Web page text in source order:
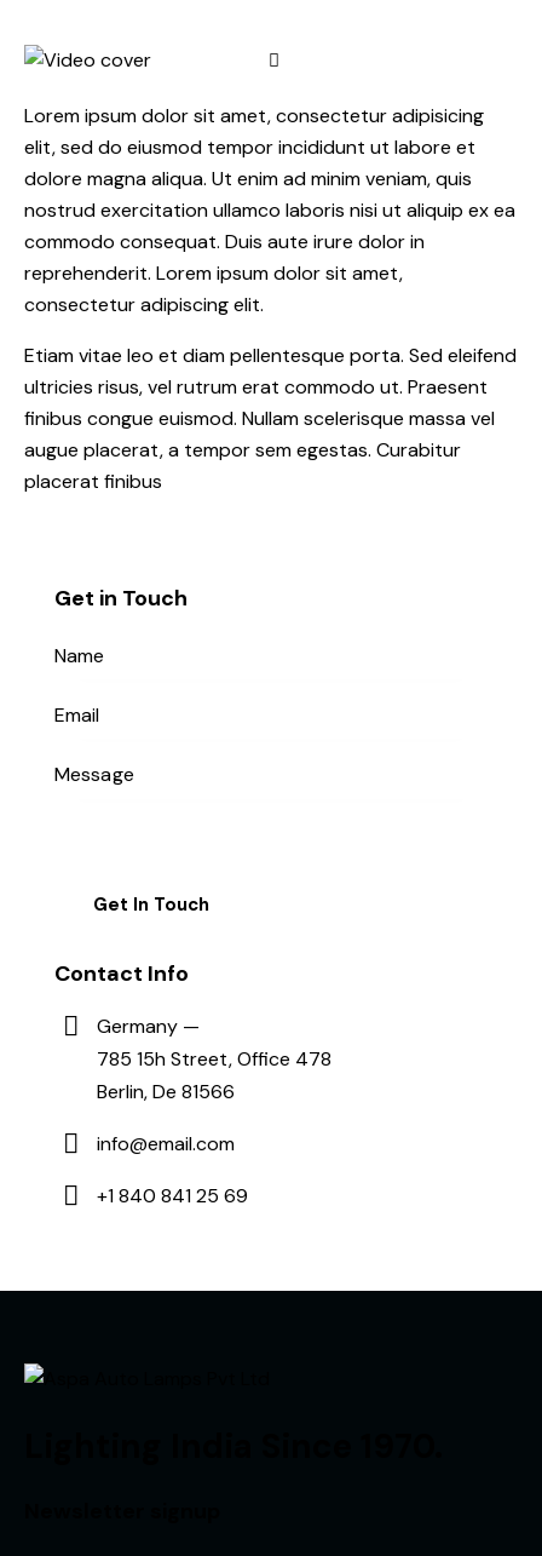
Lorem ipsum dolor sit amet, consectetur adipisicing
elit, sed do eiusmod tempor incididunt ut labore et
dolore magna aliqua. Ut enim ad minim veniam, quis
nostrud exercitation ullamco laboris nisi ut aliquip ex ea
commodo consequat. Duis aute irure dolor in
reprehenderit. Lorem ipsum dolor sit amet,
consectetur adipiscing elit.
Etiam vitae leo et diam pellentesque porta. Sed eleifend
ultricies risus, vel rutrum erat commodo ut. Praesent
finibus congue euismod. Nullam scelerisque massa vel
augue placerat, a tempor sem egestas. Curabitur
placerat finibus
Get in Touch
Contact Info
Germany —
785 15h Street, Office 478
Berlin, De 81566
info@email.com
+1 840 841 25 69